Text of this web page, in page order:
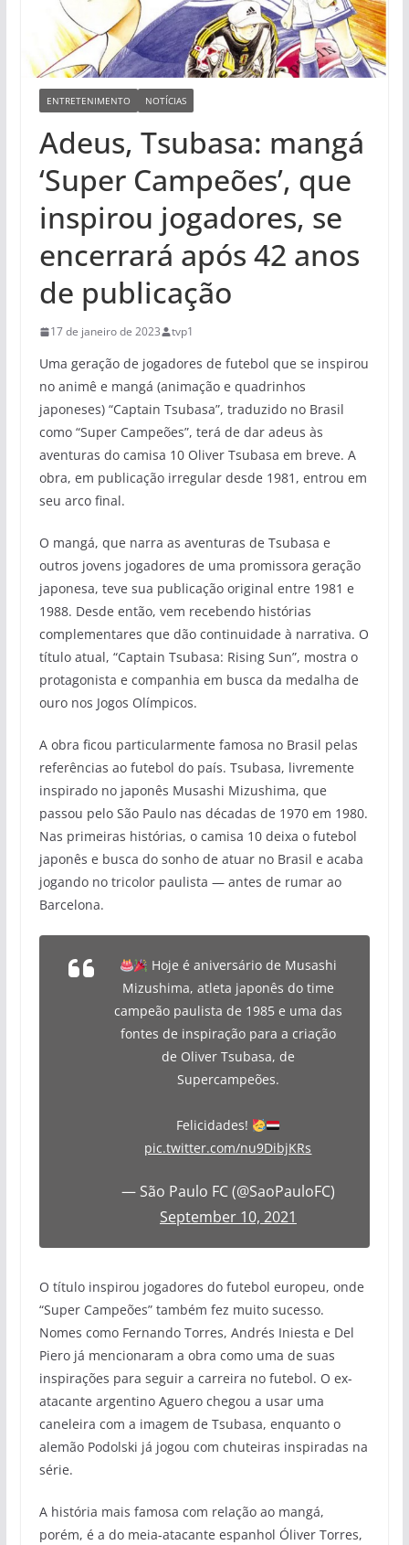
ENTRETENIMENTO NOTÍCIAS
Adeus, Tsubasa: mangá
‘Super Campeões’, que
inspirou jogadores, se
encerrará após 42 anos
de publicação
17 de janeiro de 2023 tvp1
Uma geração de jogadores de futebol que se inspirou
no animê e mangá (animação e quadrinhos
japoneses) “Captain Tsubasa”, traduzido no Brasil
como “Super Campeões”, terá de dar adeus às
aventuras do camisa 10 Oliver Tsubasa em breve. A
obra, em publicação irregular desde 1981, entrou em
seu arco final.
O mangá, que narra as aventuras de Tsubasa e
outros jovens jogadores de uma promissora geração
japonesa, teve sua publicação original entre 1981 e
1988. Desde então, vem recebendo histórias
complementares que dão continuidade à narrativa. O
título atual, “Captain Tsubasa: Rising Sun”, mostra o
protagonista e companhia em busca da medalha de
ouro nos Jogos Olímpicos.
A obra ficou particularmente famosa no Brasil pelas
referências ao futebol do país. Tsubasa, livremente
inspirado no japonês Musashi Mizushima, que
passou pelo São Paulo nas décadas de 1970 em 1980.
Nas primeiras histórias, o camisa 10 deixa o futebol
japonês e busca do sonho de atuar no Brasil e acaba
jogando no tricolor paulista — antes de rumar ao
Barcelona.
Hoje é aniversário de Musashi
Mizushima, atleta japonês do time
campeão paulista de 1985 e uma das
fontes de inspiração para a criação
de Oliver Tsubasa, de
Supercampeões.
Felicidades!
pic.twitter.com/nu9DibjKRs
— São Paulo FC (@SaoPauloFC)
September 10, 2021
O título inspirou jogadores do futebol europeu, onde
“Super Campeões” também fez muito sucesso.
Nomes como Fernando Torres, Andrés Iniesta e Del
Piero já mencionaram a obra como uma de suas
inspirações para seguir a carreira no futebol. O ex-
atacante argentino Aguero chegou a usar uma
caneleira com a imagem de Tsubasa, enquanto o
alemão Podolski já jogou com chuteiras inspiradas na
série.
A história mais famosa com relação ao mangá,
porém, é a do meia-atacante espanhol Óliver Torres,